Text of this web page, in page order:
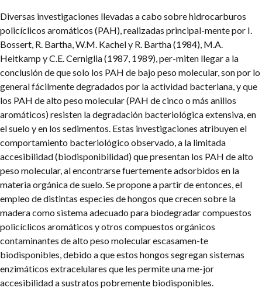
Diversas investigaciones llevadas a cabo sobre hidrocarburos
policíclicos aromáticos (PAH), realizadas principal-mente por I.
Bossert, R. Bartha, W.M. Kachel y R. Bartha (1984), M.A.
Heitkamp y C.E. Cerniglia (1987, 1989), per-miten llegar a la
conclusión de que solo los PAH de bajo peso molecular, son por lo
general fácilmente degradados por la actividad bacteriana, y que
los PAH de alto peso molecular (PAH de cinco o más anillos
aromáticos) resisten la degradación bacteriológica extensiva, en
el suelo y en los sedimentos. Estas investigaciones atribuyen el
comportamiento bacteriológico observado, a la limitada
accesibilidad (biodisponibilidad) que presentan los PAH de alto
peso molecular, al encontrarse fuertemente adsorbidos en la
materia orgánica de suelo. Se propone a partir de entonces, el
empleo de distintas especies de hongos que crecen sobre la
madera como sistema adecuado para biodegradar compuestos
policíclicos aromáticos y otros compuestos orgánicos
contaminantes de alto peso molecular escasamen-te
biodisponibles, debido a que estos hongos segregan sistemas
enzimáticos extracelulares que les permite una me-jor
accesibilidad a sustratos pobremente biodisponibles.